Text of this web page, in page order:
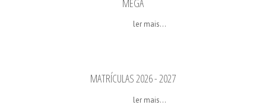
MEGA
ler mais...
MATRÍCULAS 2026 - 2027
ler mais...